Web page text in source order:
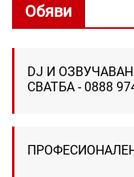
Обяви
DJ И
СВАТБА - 0888